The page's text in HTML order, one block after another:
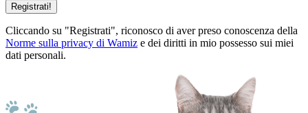
Registrati!
Cliccando su "Registrati", riconosco di aver preso conoscenza della
Norme sulla privacy di Wamiz e dei diritti in mio possesso sui miei
dati personali.